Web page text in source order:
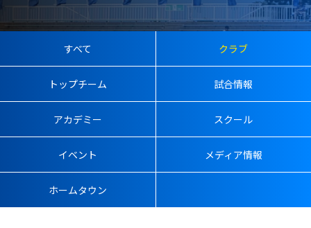
すべて クラブ
トップチーム 試合情報
アカデミー スクール
イベント メディア情報
ホームタウン